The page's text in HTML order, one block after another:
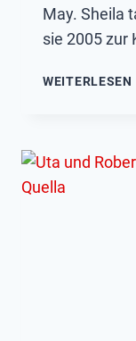
May. Sheila
sie 2005 zur
WEITERLESEN